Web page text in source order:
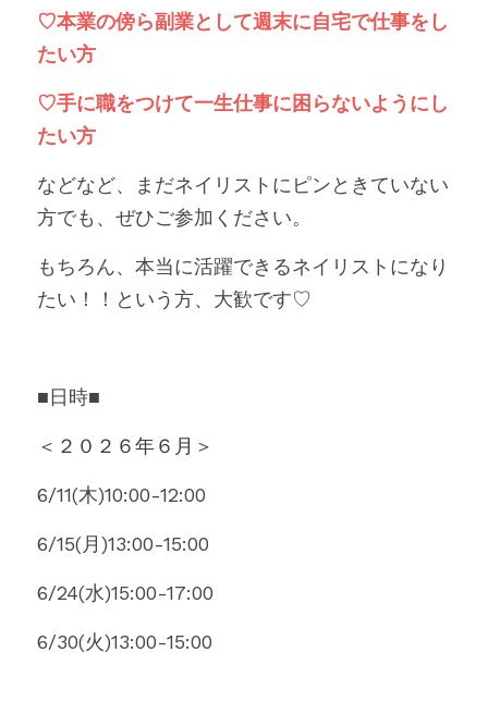
♡本業の傍ら副業として週末に自宅で仕事をし
たい方
♡手に職をつけて一生仕事に困らないようにし
たい方
などなど、まだネイリストにピンときていない
方でも、ぜひご参加ください。
もちろん、本当に活躍できるネイリストになり
たい！！という方、大歓です♡
■日時■
＜２０２６年６月＞
6/11(木)10:00-12:00
6/15(月)13:00-15:00
6/24(水)15:00-17:00
6/30(火)13:00-15:00